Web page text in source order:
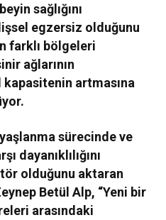
sağlığını
egzersiz olduğunu
farklı bölgeleri
ağlarının
artmasına
sürecinde ve
dayanıklılığını
olduğunu aktaran
Betül Alp, “Yeni bir
arasındaki